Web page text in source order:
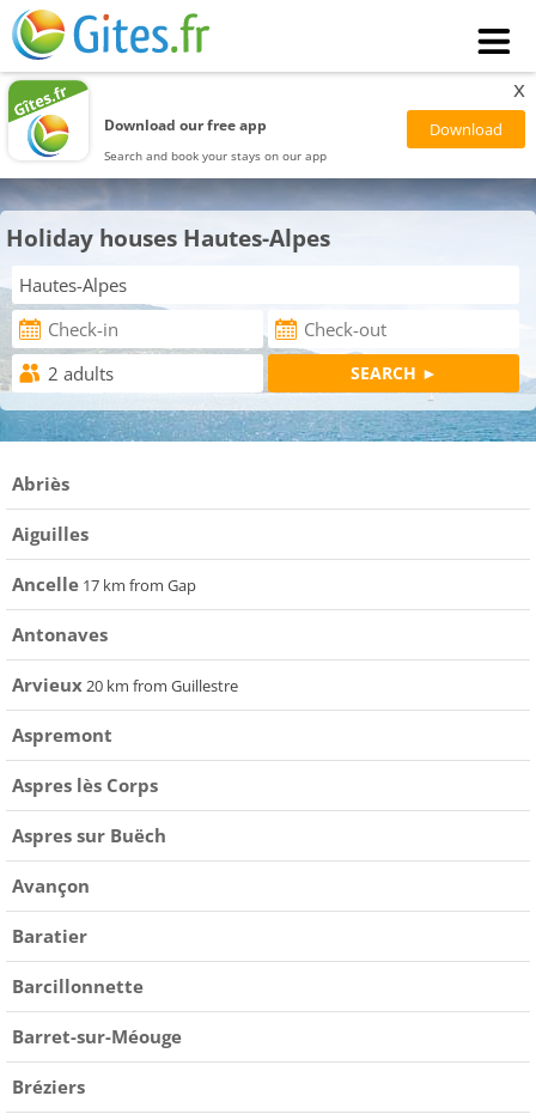
Download our free app
Search and book your stays on our app
x
Holiday houses Hautes-Alpes
Abriès
Aiguilles
Ancelle 17 km from Gap
Antonaves
Arvieux20 km from Guillestre
Aspremont
Aspres lès Corps
Aspres sur Buëch
Avançon
Baratier
Barcillonnette
Barret-sur-Méouge
Bréziers